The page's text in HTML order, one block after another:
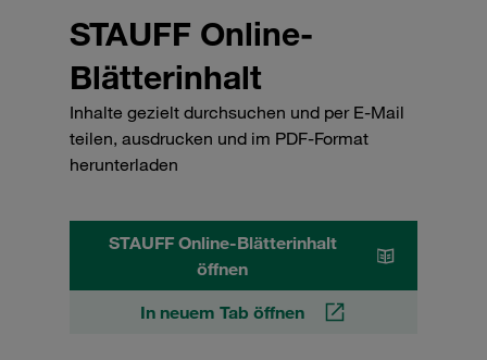
STAUFF Online-
Blätterinhalt
Inhalte gezielt durchsuchen und per E-Mail
teilen, ausdrucken und im PDF-Format
herunterladen
STAUFF Online-Blätterinhalt
öffnen
In neuem Tab öffnen